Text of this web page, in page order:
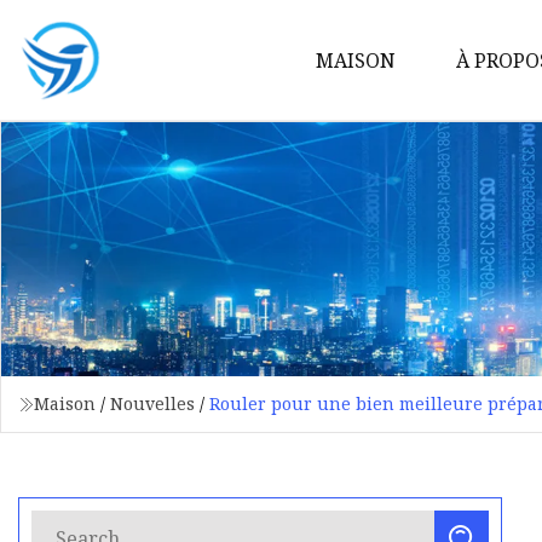
MAISON À
Maison / Nouvelles / Rouler pour une bien meilleure